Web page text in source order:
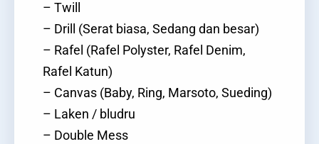
– Twill
– Drill (Serat biasa, Sedang dan besar)
– Rafel (Rafel Polyster, Rafel Denim,
Rafel Katun)
– Canvas (Baby, Ring, Marsoto, Sueding)
– Laken / bludru
– Double Mess